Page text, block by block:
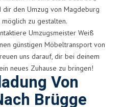
den Umzug von Magdeburg
zu gestalten.
Umzugsmeister Weiß
günstigen Möbeltransport von
uns darauf, dir bei deinem
neues Zuhause zu bringen!
Von
Brügge